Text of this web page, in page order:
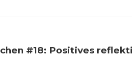
#18: Positives